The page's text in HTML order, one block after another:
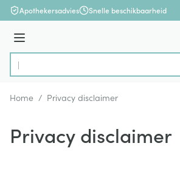
Ga naar de inhoud
Apothekersadvies Snelle beschikbaarheid
Menu
Product, merk, categorie...
Home / Privacy disclaimer
Privacy disclaimer